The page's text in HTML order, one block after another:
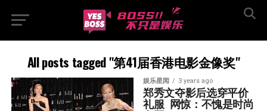
All posts tagged "第41届香港电影金像奖"
娱乐星闻 3 years ago
郑秀文夺影后选穿平价
礼服  网惊：不愧是时尚